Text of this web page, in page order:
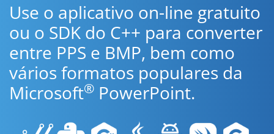
Use o aplicativo on-line gratuito
ou o SDK do C++ para converter
entre PPS e BMP, bem como
vários formatos populares da
Microsoft® PowerPoint.